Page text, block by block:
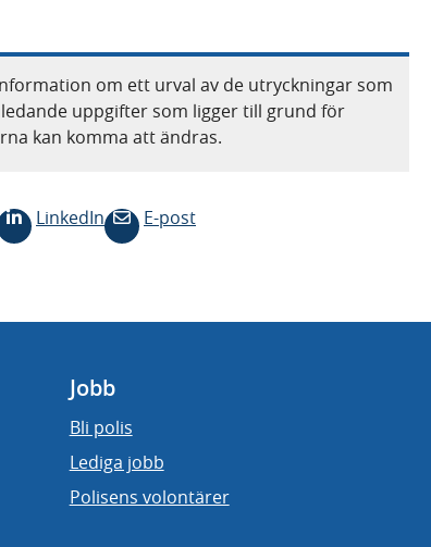
om ett urval av de utryckningar som
uppgifter som ligger till grund för
kan komma att ändras.
LinkedIn E-post
Jobb
Bli polis
Lediga jobb
Polisens volontärer